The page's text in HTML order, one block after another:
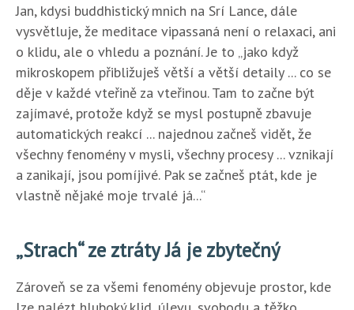
Jan, kdysi buddhistický mnich na Srí Lance, dále
vysvětluje, že meditace vipassaná není o relaxaci, ani
o klidu, ale o vhledu a poznání. Je to „jako když
mikroskopem přibližuješ větší a větší detaily ... co se
děje v každé vteřině za vteřinou. Tam to začne být
zajímavé, protože když se mysl postupně zbavuje
automatických reakcí ... najednou začneš vidět, že
všechny fenomény v mysli, všechny procesy ... vznikají
a zanikají, jsou pomíjivé. Pak se začneš ptát, kde je
vlastně nějaké moje trvalé já...“
„Strach“ ze ztráty Já je zbytečný
Zároveň se za všemi fenomény objevuje prostor, kde